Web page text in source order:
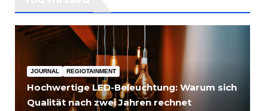
JOURNAL REGIOTAINMENT
Hochwertige LED-Beleuchtung: Warum sich
Qualität nach zwei Jahren rechnet